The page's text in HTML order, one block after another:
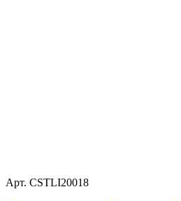
Арт. CSTLI20018